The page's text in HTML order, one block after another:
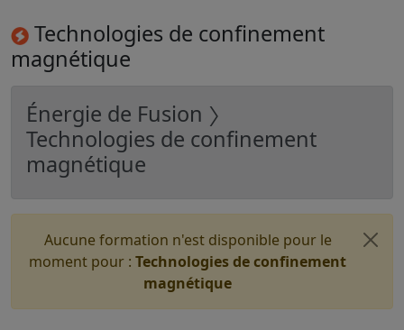
Technologies de confinement
magnétique
Énergie de Fusion 〉
Technologies de confinement
magnétique
Aucune formation n'est disponible pour le
moment pour : Technologies de confinement
magnétique